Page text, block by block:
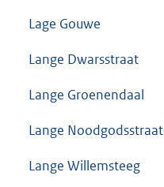
Lage Gouwe
Lange Dwarsstraat
Lange Groenendaal
Lange Noodgodsstraat
Lange Willemsteeg